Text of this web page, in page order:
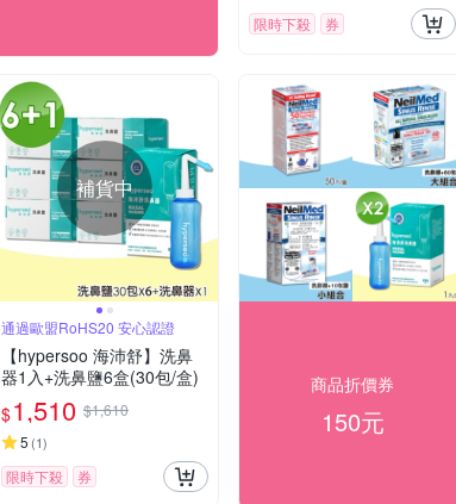
限時下殺 券
補貨中
通過歐盟RoHS20 安心認證
【hypersoo 海沛舒】洗鼻
器1入+洗鼻鹽6盒(30包/盒)
$1,510 $1,610
5 (1)
限時下殺 券
商品折價券
150元